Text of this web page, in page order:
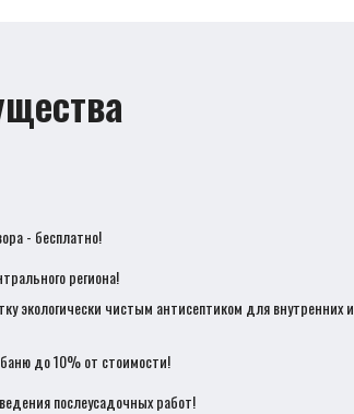
- бесплатно!
региона!
экологически чистым антисептиком для внутренних и
до 10% от стоимости!
послеусадочных работ!